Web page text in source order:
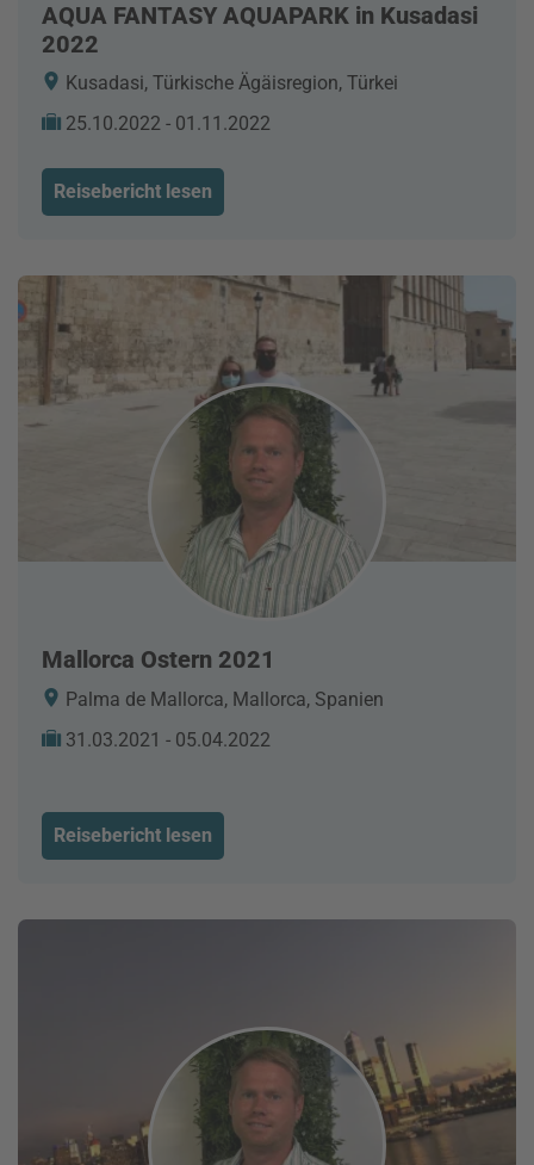
AQUA FANTASY AQUAPARK in Kusadasi
2022
Kusadasi, Türkische Ägäisregion, Türkei
25.10.2022 - 01.11.2022
Reisebericht lesen
Mallorca Ostern 2021
Palma de Mallorca, Mallorca, Spanien
31.03.2021 - 05.04.2022
Reisebericht lesen